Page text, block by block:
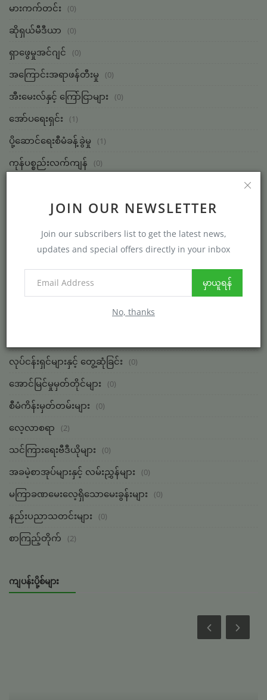
JOIN OUR NEWSLETTER
Join our subscribers list to get the latest news,
updates and special offers directly in your inbox
မှာယူရန်
No, thanks
မားကက်တင်း (0)
ဆိုရှယ်မီဒီယာ (0)
ရှာဖွေမှုအင်ဂျင် (0)
အကြောင်းအရာဖန်တီးမှု (0)
အီးမေးလ်နှင့် ကြော်ငြာများ (0)
အော်ပရေးရှင်း (1)
ပို့ဆောင်ရေးစီမံခန့်ခွဲမှု (1)
ကုန်ပစ္စည်းလက်ကျန် (0)
အရည်အသွေးထိန်းချုပ်မှု (0)
စီမံခန့်ခွဲမှု
လူသားအရင်းအမြစ် (0)
ဘဏ္ဍာရေးစီမံခန့်ခွဲမှု (0)
စားသောက်ဆိုင်နှင့် ဟိုတယ် (3)
(0)
လုပ်ငန်းရှင်များနှင့် တွေ့ဆုံခြင်း (0)
အောင်မြင်မှုမှတ်တိုင်များ (0)
စီမံကိန်းမှတ်တမ်းများ (0)
လေ့လာစရာ (2)
သင်ကြားရေးဗီဒီယိုများ (0)
အခမဲ့စာအုပ်များနှင့် လမ်းညွှန်များ (0)
မကြာခဏမေးလေ့ရှိသောမေးခွန်းများ (0)
နည်းပညာသတင်းများ (0)
စာကြည့်တိုက် (2)
ကျပန်းပို့စ်များ